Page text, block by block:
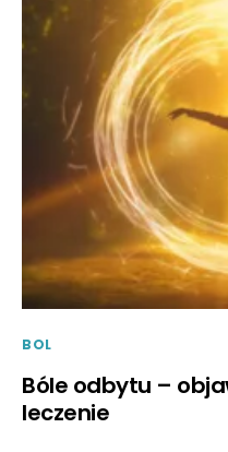
BOL
Bóle odbytu –
leczenie